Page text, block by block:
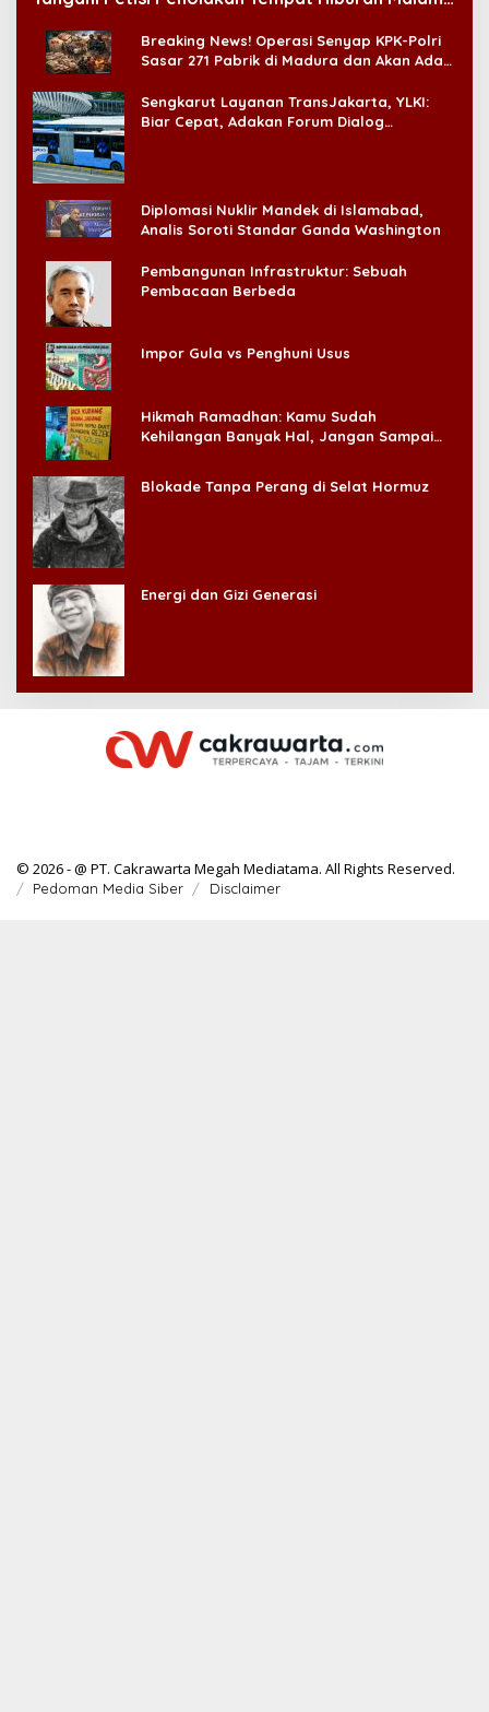
Breaking News! Operasi Senyap KPK-Polri
Sasar 271 Pabrik di Madura dan Akan Ada
Sengkarut Layanan TransJakarta, YLKI:
Biar Cepat, Adakan Forum Dialog
Diplomasi Nuklir Mandek di Islamabad,
Analis Soroti Standar Ganda Washington
Pembangunan Infrastruktur: Sebuah
Pembacaan Berbeda
Impor Gula vs Penghuni Usus
Hikmah Ramadhan: Kamu Sudah
Kehilangan Banyak Hal, Jangan Sampai
Blokade Tanpa Perang di Selat Hormuz
Energi dan Gizi Generasi
© 2026 - @ PT. Cakrawarta Megah Mediatama. All Rights Reserved.
Pedoman Media Siber Disclaimer